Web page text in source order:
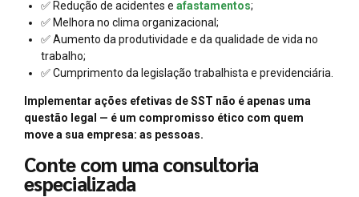
✅ Redução de acidentes e afastamentos;
✅ Melhora no clima organizacional;
✅ Aumento da produtividade e da qualidade de vida no
trabalho;
✅ Cumprimento da legislação trabalhista e previdenciária.
Implementar ações efetivas de SST não é apenas uma
questão legal — é um compromisso ético com quem
move a sua empresa: as pessoas.
Conte com uma consultoria
especializada